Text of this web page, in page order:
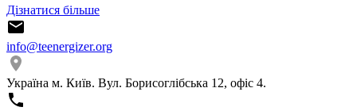
Дізнатися більше
info@teenergizer.org
Україна м. Київ. Вул. Борисоглібська 12, офіс 4.